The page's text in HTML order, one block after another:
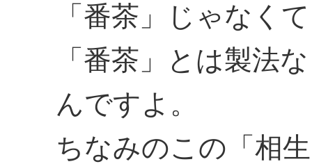
「番茶」じゃなく
「番茶」とは製法
んですよ。
ちなみのこの「相